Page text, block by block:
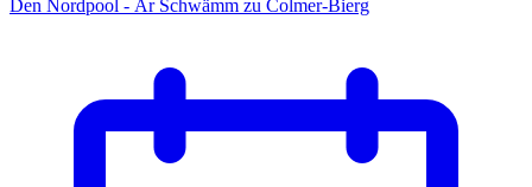
Den Nordpool - Är Schwämm zu Colmer-Bierg